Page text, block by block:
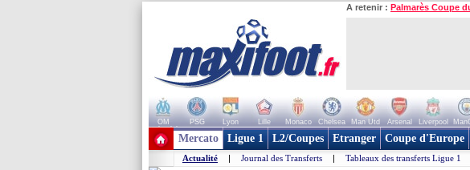
A retenir : Palmarès Coupe
OM PSG Lyon Lille Monaco Chelsea Man Utd Arsenal Liverpool
+ de clubs
Mercato Ligue 1 L2/Coupes Etranger Coupe d'Europe
Actualité | Journal des Transferts | Tableaux des transferts Ligue 1